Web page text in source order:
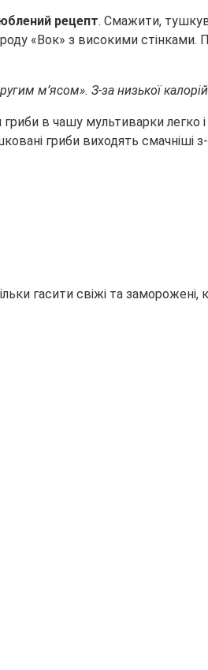
рецепт. Смажити,
«Вок» з високими стінками.
м’ясом». З-за низької
гриби в чашу мультиварки
гриби виходять смачніші